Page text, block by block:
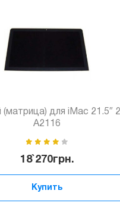
(матрица) для iMac 21.5″
A2116
18`270грн.
Купить